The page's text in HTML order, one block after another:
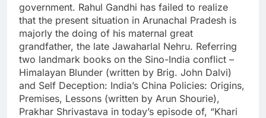
government. Rahul Gandhi has failed to realize
that the present situation in Arunachal Pradesh is
majorly the doing of his maternal great
grandfather, the late Jawaharlal Nehru. Referring
two landmark books on the Sino-India conflict –
Himalayan Blunder (written by Brig. John Dalvi)
and Self Deception: India’s China Policies: Origins,
Premises, Lessons (written by Arun Shourie),
Prakhar Shrivastava in today’s episode of, “Khari